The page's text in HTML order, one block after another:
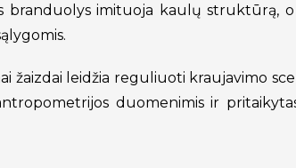
branduolys imituoja kaulų struktūrą,
žaizdai leidžia reguliuoti kraujavimo
duomenimis ir